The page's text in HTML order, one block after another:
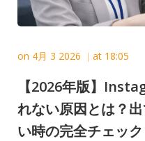
on 4月 3 2026 | at 18:05
【2026年版】
れない原因とは？
い時の完全チェック